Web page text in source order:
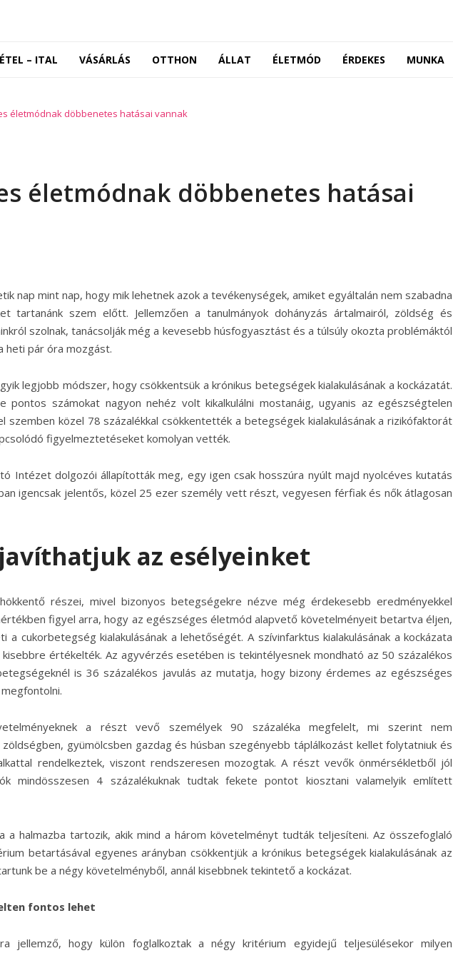
ÉTEL – ITAL VÁSÁRLÁS OTTHON ÁLLAT ÉLETMÓD ÉRDEKES MUNKA
életmódnak döbbenetes hatásai vannak
életmódnak döbbenetes hatásai
nap mint nap, hogy mik lehetnek azok a tevékenységek, amiket egyáltalán nem szabadna
tartanánk szem előtt. Jellemzően a tanulmányok dohányzás ártalmairól, zöldség és
szolnak, tanácsolják még a kevesebb húsfogyasztást és a túlsúly okozta problémáktól
heti pár óra mozgást.
legjobb módszer, hogy csökkentsük a krónikus betegségek kialakulásának a kockázatát.
számokat nagyon nehéz volt kikalkulálni mostanáig, ugyanis az egészségtelen
közel 78 százalékkal csökkentették a betegségek kialakulásának a rizikófaktorát
figyelmeztetéseket komolyan vették.
Intézet dolgozói állapították meg, egy igen csak hosszúra nyúlt majd nyolcéves kutatás
igencsak jelentős, közel 25 ezer személy vett részt, vegyesen férfiak és nők átlagosan
az esélyeinket
részei, mivel bizonyos betegségekre nézve még érdekesebb eredményekkel
figyel arra, hogy az egészséges életmód alapvető követelményeit betartva éljen,
a cukorbetegség kialakulásának a lehetőségét. A szívinfarktus kialakulásának a kockázata
értékelték. Az agyvérzés esetében is tekintélyesnek mondható az 50 százalékos
is 36 százalékos javulás az mutatja, hogy bizony érdemes az egészséges
a részt vevő személyek 90 százaléka megfelelt, mi szerint nem
gyümölcsben gazdag és húsban szegényebb táplálkozást kellet folytatniuk és
rendelkeztek, viszont rendszeresen mozogtak. A részt vevők önmérsékletből jól
mindösszesen 4 százalékuknak tudtak fekete pontot kiosztani valamelyik említett
a halmazba tartozik, akik mind a három követelményt tudták teljesíteni. Az összefoglaló
betartásával egyenes arányban csökkentjük a krónikus betegségek kialakulásának az
be a négy követelményből, annál kisebbnek tekintető a kockázat.
fontos lehet
jellemző, hogy külön foglalkoztak a négy kritérium egyidejű teljesülésekor milyen